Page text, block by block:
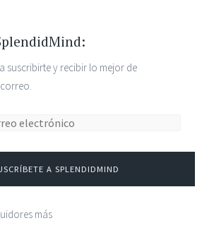
suscribirte y recibir lo mejor de
electrónico:
A SPLENDIDMIND
más